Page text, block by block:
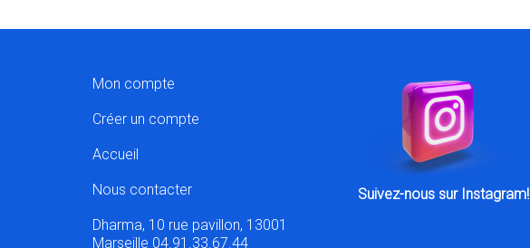
Mon compte
Créer un compte
Accueil
Nous contacter
Dharma, 10 rue pavillon, 13001
Marseille 04.91.33.67.44
Suivez-nous sur Instagram!